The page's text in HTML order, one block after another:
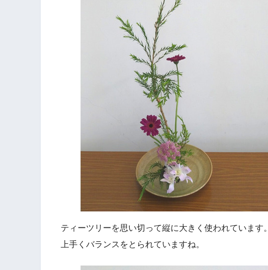
ティーツリーを思い切って縦に大きく使われています。
上手くバランスをとられていますね。